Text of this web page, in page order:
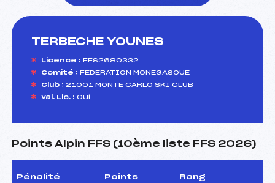
TERBECHE YOUNES
Licence : FFS2680332
Comité : FEDERATION MONEGASQUE
Club : 21001 MONTE CARLO SKI CLUB
Val. Lic. : Oui
Points Alpin FFS (10ème liste FFS 2026)
Pénalité Points Rang